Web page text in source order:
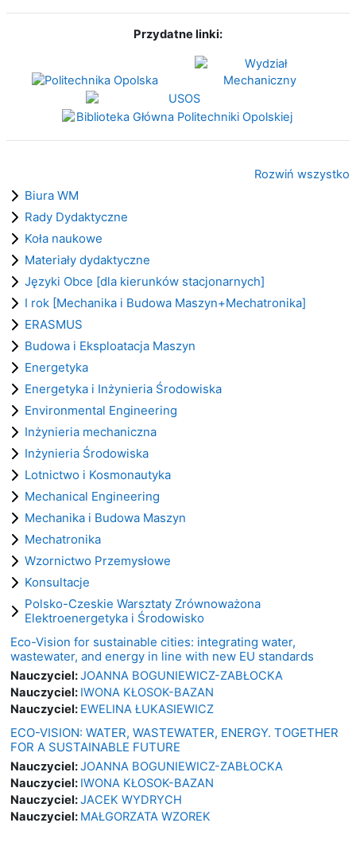
Przydatne linki:
Rozwiń wszystko
Biura WM
Rady Dydaktyczne
Koła naukowe
Materiały dydaktyczne
Języki Obce [dla kierunków stacjonarnych]
I rok [Mechanika i Budowa Maszyn+Mechatronika]
ERASMUS
Budowa i Eksploatacja Maszyn
Energetyka
Energetyka i Inżynieria Środowiska
Environmental Engineering
Inżynieria mechaniczna
Inżynieria Środowiska
Lotnictwo i Kosmonautyka
Mechanical Engineering
Mechanika i Budowa Maszyn
Mechatronika
Wzornictwo Przemysłowe
Konsultacje
Polsko-Czeskie Warsztaty Zrównoważona
Elektroenergetyka i Środowisko
Eco-Vision for sustainable cities: integrating water,
wastewater, and energy in line with new EU standards
Nauczyciel:JOANNA BOGUNIEWICZ-ZABŁOCKA
Nauczyciel: IWONA KŁOSOK-BAZAN
Nauczyciel: EWELINA ŁUKASIEWICZ
ECO-VISION: WATER, WASTEWATER, ENERGY. TOGETHER
FOR A SUSTAINABLE FUTURE
Nauczyciel:JOANNA BOGUNIEWICZ-ZABŁOCKA
Nauczyciel: IWONA KŁOSOK-BAZAN
Nauczyciel:JACEK WYDRYCH
Nauczyciel: MAŁGORZATA WZOREK